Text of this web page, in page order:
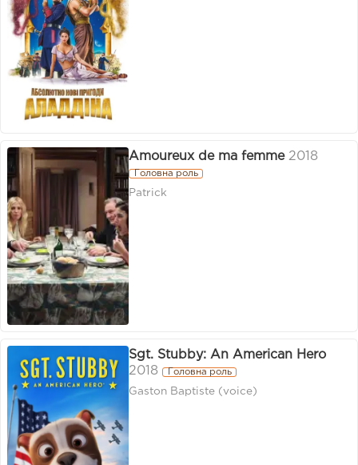
Amoureux de ma femme 2018
Головна роль
Patrick
Sgt. Stubby: An American Hero
2018
Головна роль
Gaston Baptiste (voice)